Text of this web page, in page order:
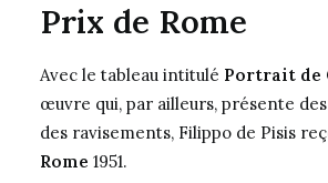
Prix de Rome
Avec le tableau intitulé Portrait de
œuvre qui, par ailleurs, présente
des ravisements, Filippo de Pisis
Rome 1951.